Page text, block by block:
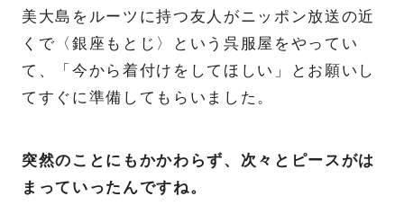
美大島をルーツに持つ友人がニッポン放送の近
くで〈銀座もとじ〉という呉服屋をやってい
て、「今から着付けをしてほしい」とお願いし
てすぐに準備してもらいました。
突然のことにもかかわらず、次々とピースがは
まっていったんですね。